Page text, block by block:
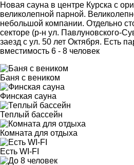
Новая сауна в центре Курска с
великолепной парной.
небольшой компании. Отдельно
секторе (р-н ул. Павлуновского-
заезд с ул. 50 лет Октября. Есть
вместимость 6 - 8 человек
Баня с веником
Финская сауна
Теплый бассейн
Комната для отдыха
Есть WI-FI